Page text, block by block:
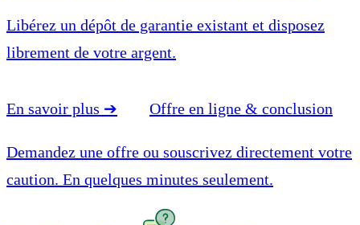
Libérez un dépôt de garantie existant et disposez
librement de votre argent.
En savoir plus ➔ Offre en ligne & conclusion
Demandez une offre ou souscrivez directement votre
caution. En quelques minutes seulement.